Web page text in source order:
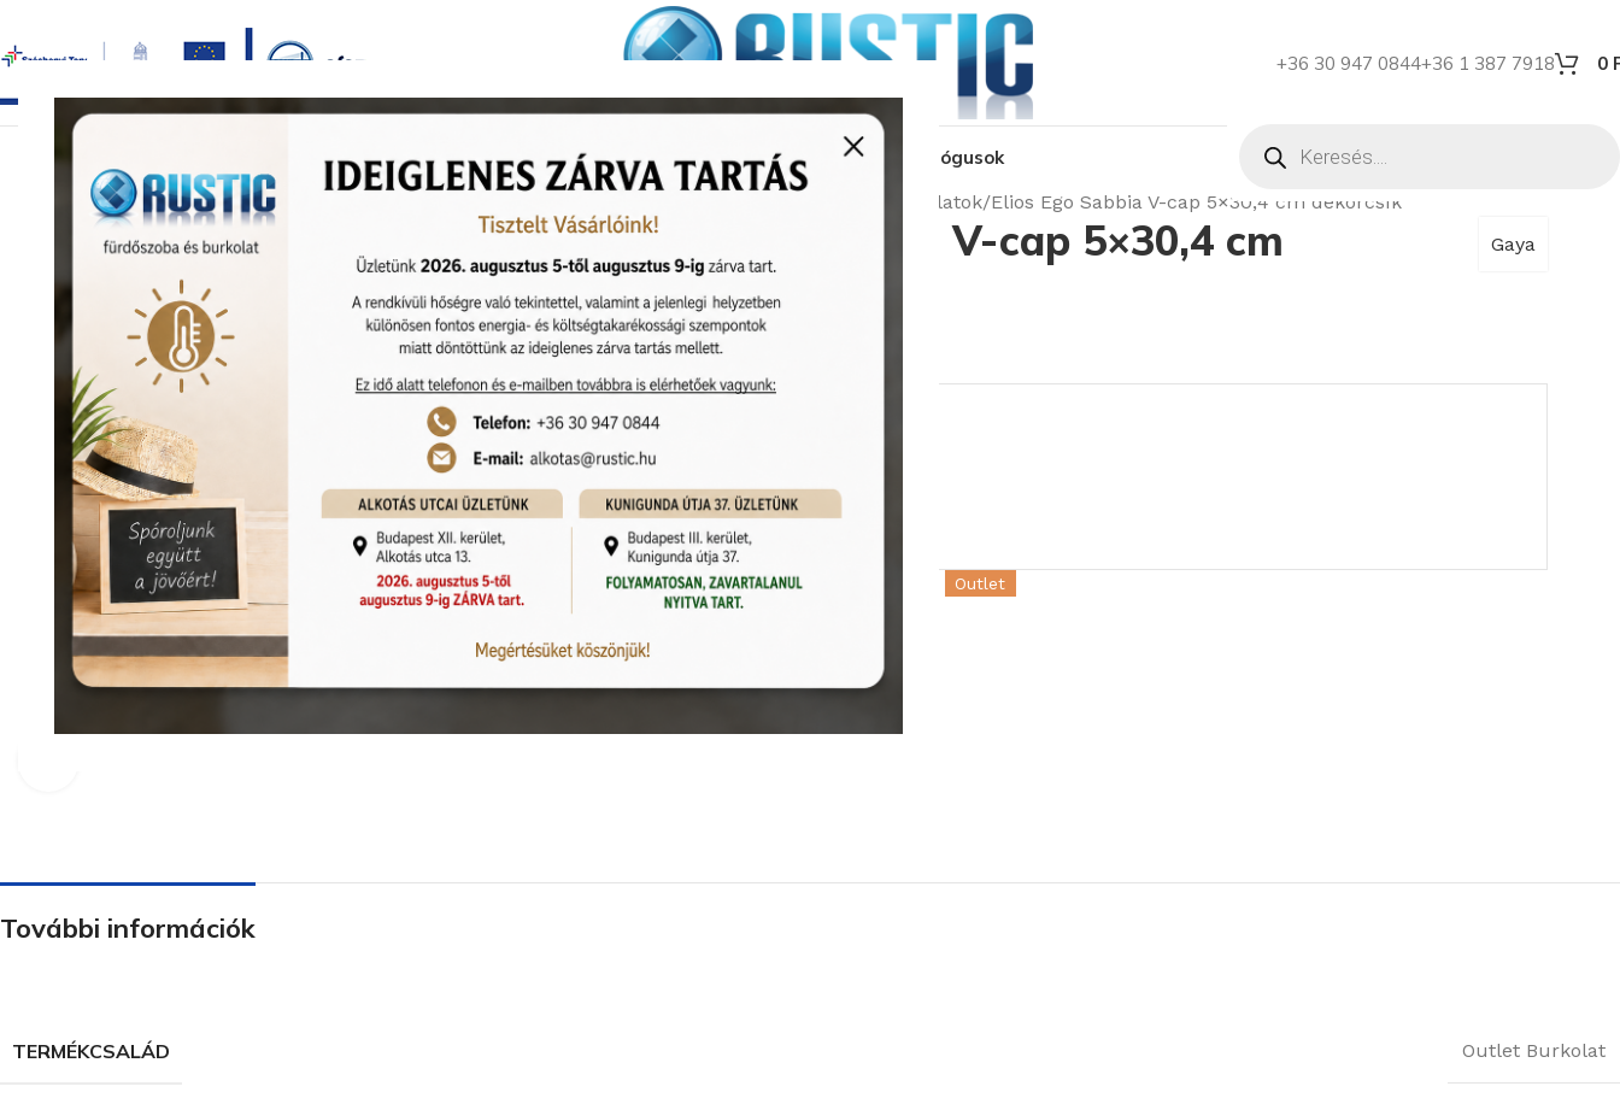
+36 30 947 0844+36 1 387 7918 0
termékek képgalériabemutatkozásüzleteink látványtervezés pályázat katalógusok
KEDVEZMÉNY Outlet Burkolatok Elios Ego Sabbia V-cap 5×30,4 cm dekorcsík
Elios Ego Sabbia V-cap 5×30,4 cm
dekorcsík
Gaya
Cikkszám:Outlet/ELI1P3540
3 390Ft
KOSÁRBA TESZEM
Kiállítva Kunigunda útján Outlet
További információk
TERMÉKCSALÁD Outlet Burkolat